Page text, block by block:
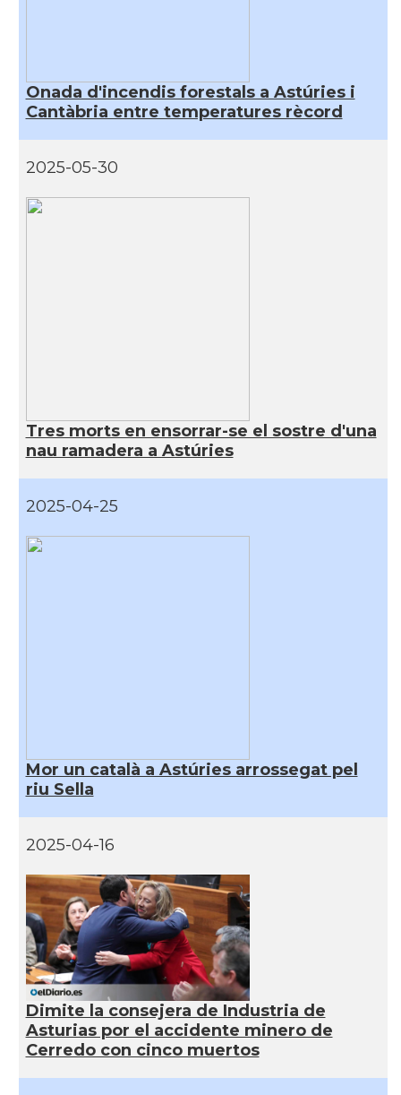
Onada d'incendis forestals a Astúries i
Cantàbria entre temperatures rècord
2025-05-30
Tres morts en ensorrar-se el sostre d'una
nau ramadera a Astúries
2025-04-25
Mor un català a Astúries arrossegat pel
riu Sella
2025-04-16
Dimite la consejera de Industria de
Asturias por el accidente minero de
Cerredo con cinco muertos